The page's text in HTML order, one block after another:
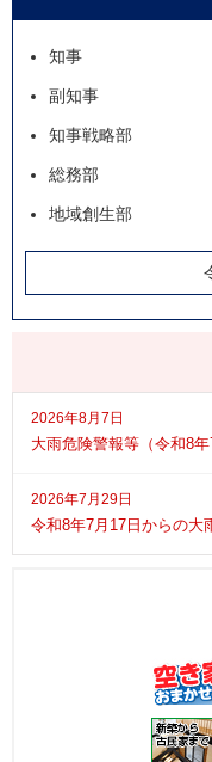
2026年8月7日
大雨危険警報等（令和8
2026年7月29日
令和8年7月17日からの大
知事
副知事
知事戦略部
総務部
地域創生部